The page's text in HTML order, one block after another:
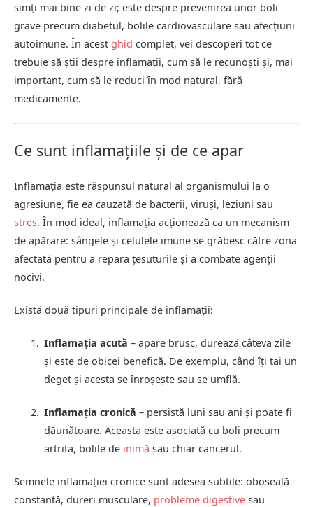
simți mai bine zi de zi; este despre prevenirea unor boli
grave precum diabetul, bolile cardiovasculare sau afecțiuni
autoimune. În acest ghid complet, vei descoperi tot ce
trebuie să știi despre inflamații, cum să le recunoști și, mai
important, cum să le reduci în mod natural, fără
medicamente.
Ce sunt inflamațiile și de ce apar
Inflamația este răspunsul natural al organismului la o
agresiune, fie ea cauzată de bacterii, viruși, leziuni sau
stres. În mod ideal, inflamația acționează ca un mecanism
de apărare: sângele și celulele imune se grăbesc către zona
afectată pentru a repara țesuturile și a combate agenții
nocivi.
Există două tipuri principale de inflamații:
Inflamația acută – apare brusc, durează câteva zile
și este de obicei benefică. De exemplu, când îți tai un
deget și acesta se înroșește sau se umflă.
Inflamația cronică – persistă luni sau ani și poate fi
dăunătoare. Aceasta este asociată cu boli precum
artrita, bolile de inimă sau chiar cancerul.
Semnele inflamației cronice sunt adesea subtile: oboseală
constantă, dureri musculare, probleme digestive sau